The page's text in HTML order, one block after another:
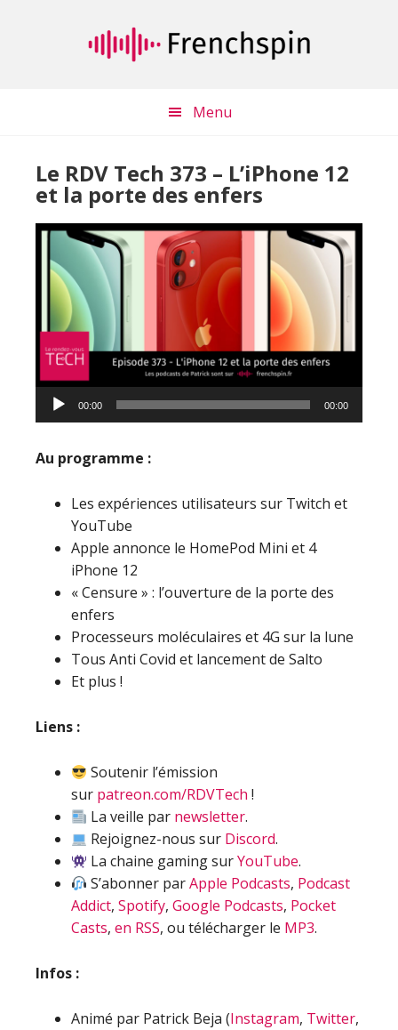
Menu
Le RDV Tech 373 – L’iPhone 12
et la porte des enfers
Lecteur
audio
00:00 00:00
Au programme :
Les expériences utilisateurs sur Twitch et
YouTube
Apple annonce le HomePod Mini et 4
iPhone 12
« Censure » : l’ouverture de la porte des
enfers
Processeurs moléculaires et 4G sur la lune
Tous Anti Covid et lancement de Salto
Et plus !
Liens :
Soutenir l’émission
sur patreon.com/RDVTech !
La veille par newsletter.
Rejoignez-nous sur Discord.
La chaine gaming surYouTube.
S’abonner parApple Podcasts, Podcast
Addict, Spotify, Google Podcasts, Pocket
Casts, en RSS, ou télécharger le MP3.
Infos :
Animé par Patrick Beja (Instagram, Twitter,